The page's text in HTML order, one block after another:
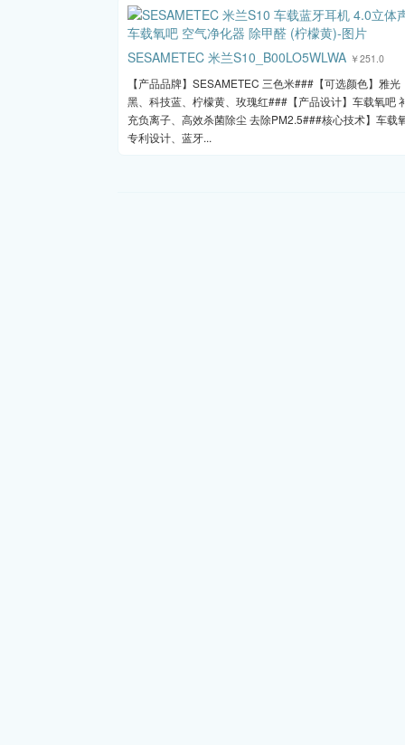
SESAMETEC 米兰S10_B00LO5WLWA ￥251.0
【产品品牌】SESAMETEC 三色米###【可选颜色】雅光
黑、科技蓝、柠檬黄、玫瑰红###【产品设计】车载氧吧
充负离子、高效杀菌除尘 去除PM2.5###核心技术】车载
专利设计、蓝牙...